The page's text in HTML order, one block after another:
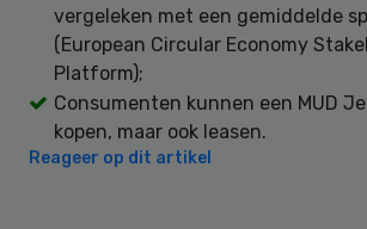
vergeleken met een gemiddelde
(European Circular Economy
Platform);
Consumenten kunnen een MUD
kopen, maar ook leasen.
Reageer op dit artikel